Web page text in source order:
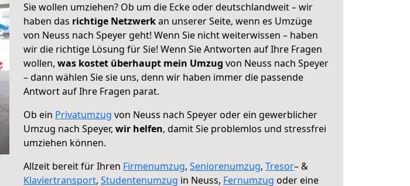
Sie wollen umziehen? Ob um die Ecke oder deutschlandweit – wir
haben das richtige Netzwerkan unserer Seite, wenn es Umzüge
von Neuss nach Speyer geht! Wenn Sie nicht weiterwissen – haben
wir die richtige Lösung für Sie! Wenn Sie Antworten auf Ihre Fragen
wollen, was kostet überhaupt mein Umzug von Neuss nach Speyer
– dann wählen Sie sie uns, denn wir haben immer die passende
Antwort auf Ihre Fragen parat.
Ob ein Privatumzug von Neuss nach Speyer oder ein gewerblicher
Umzug nach Speyer, wir helfen, damit Sie problemlos und stressfrei
umziehen können.
Allzeit bereit für Ihren Firmenumzug, Seniorenumzug, Tresor– &
Klaviertransport, Studentenumzug in Neuss, Fernumzug oder eine